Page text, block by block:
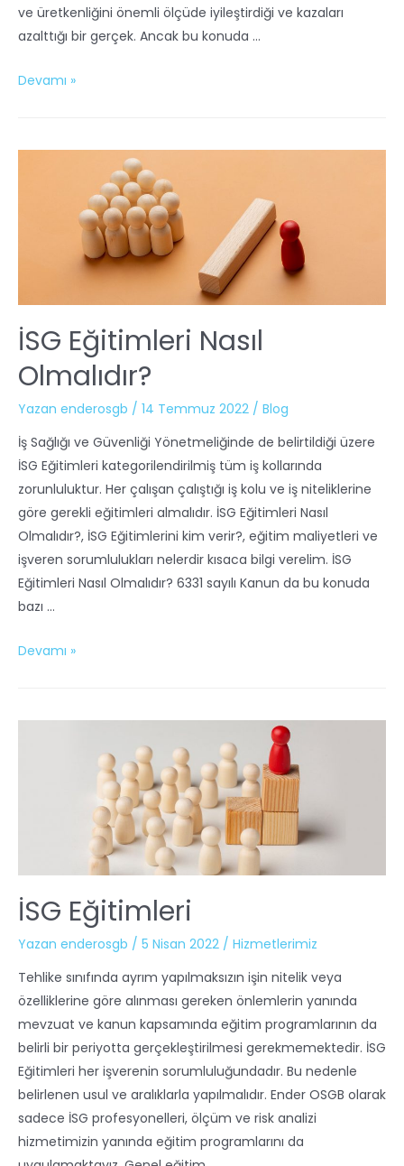
ve üretkenliğini önemli ölçüde iyileştirdiği ve kazaları
azalttığı bir gerçek. Ancak bu konuda …
Devamı »
İSG Eğitimleri Nasıl
Olmalıdır?
Yazan enderosgb / 14 Temmuz 2022 / Blog
İş Sağlığı ve Güvenliği Yönetmeliğinde de belirtildiği üzere
İSG Eğitimleri kategorilendirilmiş tüm iş kollarında
zorunluluktur. Her çalışan çalıştığı iş kolu ve iş niteliklerine
göre gerekli eğitimleri almalıdır. İSG Eğitimleri Nasıl
Olmalıdır?, İSG Eğitimlerini kim verir?, eğitim maliyetleri ve
işveren sorumlulukları nelerdir kısaca bilgi verelim. İSG
Eğitimleri Nasıl Olmalıdır? 6331 sayılı Kanun da bu konuda
bazı …
Devamı »
İSG Eğitimleri
Yazan enderosgb / 5 Nisan 2022 / Hizmetlerimiz
Tehlike sınıfında ayrım yapılmaksızın işin nitelik veya
özelliklerine göre alınması gereken önlemlerin yanında
mevzuat ve kanun kapsamında eğitim programlarının da
belirli bir periyotta gerçekleştirilmesi gerekmemektedir. İSG
Eğitimleri her işverenin sorumluluğundadır. Bu nedenle
belirlenen usul ve aralıklarla yapılmalıdır. Ender OSGB olarak
sadece İSG profesyonelleri, ölçüm ve risk analizi
hizmetimizin yanında eğitim programlarını da